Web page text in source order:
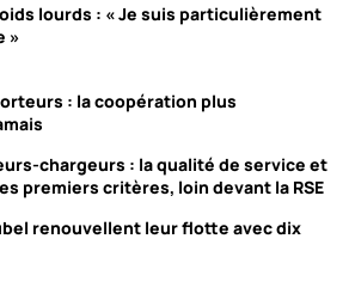
lourds : « Je suis particulièrement
»
: la coopération plus
chargeurs : la qualité de service et
premiers critères, loin devant la RSE
renouvellent leur flotte avec dix